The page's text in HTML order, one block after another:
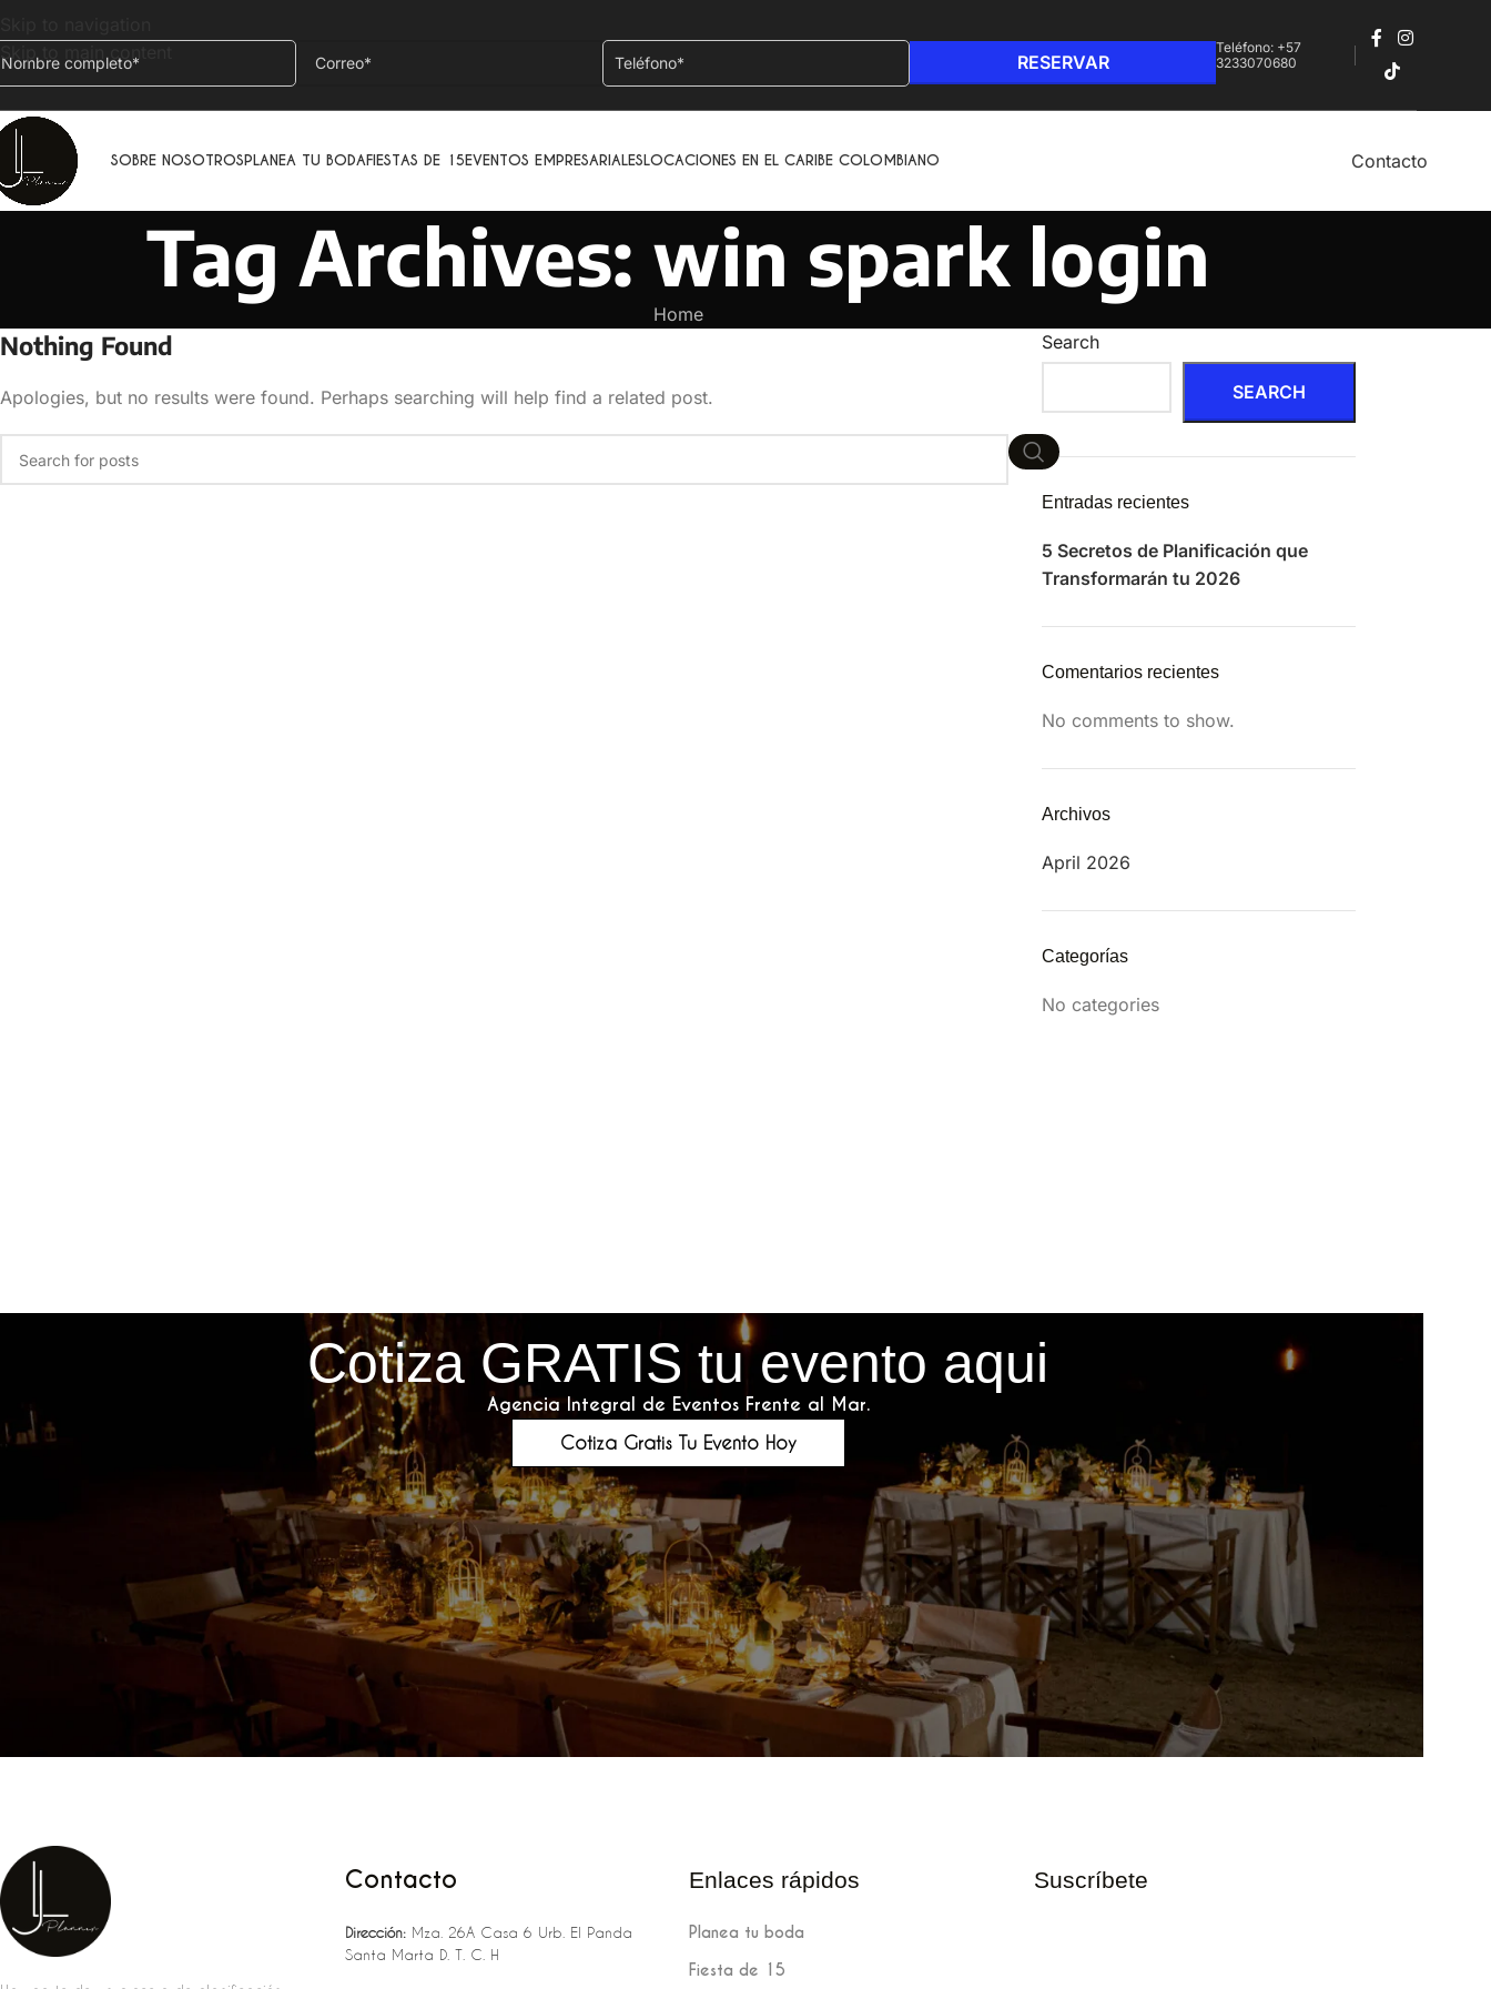
Skip to main content
Teléfono: +57
3233070680‬
SOBRE NOSOTROSPLANEA TU BODAFIESTAS DE 15EVENTOS EMPRESARIALESLOCACIONES EN EL CARIBE COLOMBIANO Contacto
Tag Archives: win spark login
Home
Nothing Found
Apologies, but no results were found. Perhaps searching will help find a related post.
Search
SEARCH
Entradas recientes
5 Secretos de Planificación que
Transformarán tu 2026
Comentarios recientes
No comments to show.
Archivos
April 2026
Categorías
No categories
Cotiza GRATIS tu evento aqui
Agencia Integral de Eventos Frente al Mar.
Cotiza Gratis Tu Evento Hoy
Contacto
Dirección:Mza. 26A Casa 6 Urb. El Panda
Santa Marta D. T. C. H
Enlaces rápidos
Planea tu boda
Fiesta de 15
Suscríbete